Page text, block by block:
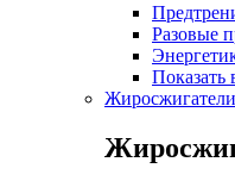
Разовые
Показать